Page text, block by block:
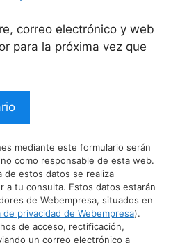
correo electrónico y web
para la próxima vez que
mediante este formulario serán
como responsable de esta web.
de estos datos se realiza
a tu consulta. Estos datos estarán
de Webempresa, situados en
de privacidad de Webempresa).
de acceso, rectificación,
un correo electrónico a